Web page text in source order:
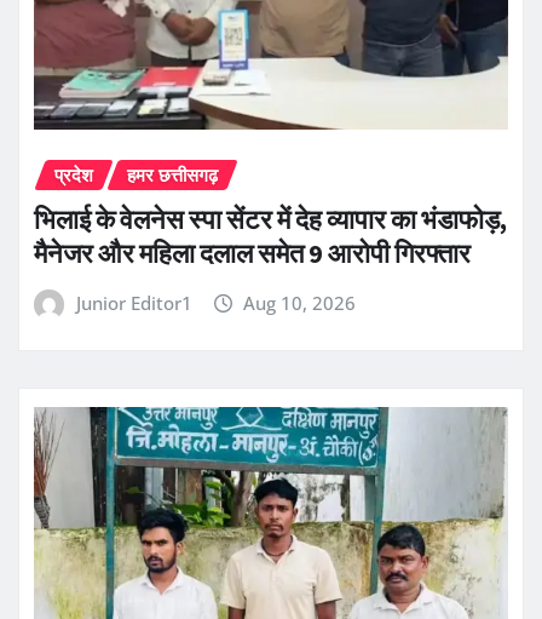
प्रदेश हमर छत्तीसगढ़
भिलाई के वेलनेस स्पा सेंटर में देह व्यापार का भंडाफोड़,
मैनेजर और महिला दलाल समेत 9 आरोपी गिरफ्तार
Junior Editor1 Aug 10, 2026